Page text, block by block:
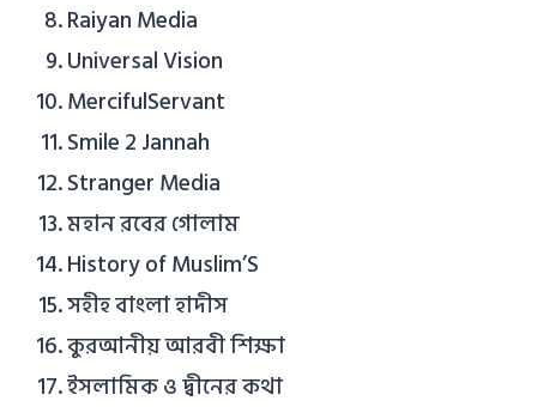
Raiyan Media
Universal Vision
MercifulServant
Smile 2 Jannah
Stranger Media
মহান রবের গোলাম
History of Muslim’S
সহীহ বাংলা হাদীস
কুরআনীয় আরবী শিক্ষা
ইসলামিক ও দ্বীনের কথা